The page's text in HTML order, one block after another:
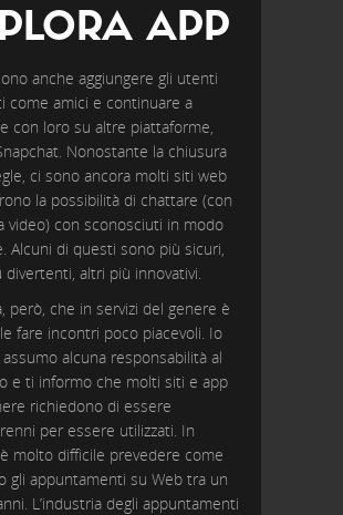
APP
anche aggiungere gli utenti
come amici e continuare a
con loro su altre piattaforme,
Nonostante la chiusura
ci sono ancora molti siti web
la possibilità di chattare (con
video) con sconosciuti in modo
Alcuni di questi sono più sicuri,
divertenti, altri più innovativi.
però, che in servizi del genere è
fare incontri poco piacevoli. Io
alcuna responsabilità al
e ti informo che molti siti e app
richiedono di essere
per essere utilizzati. In
molto difficile prevedere come
gli appuntamenti su Web tra un
L’industria degli appuntamenti